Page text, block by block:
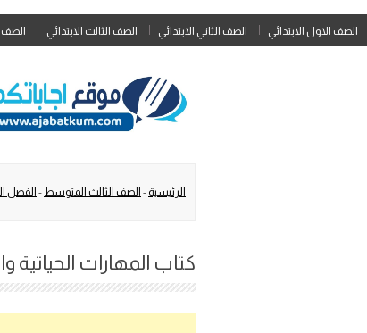
الصف الاول الابتدائي الصف الثاني الابتدائي الصف الثالث الابتدائي الصف
الرئيسية - الصف الثالث المتوسط - الفصل
كتاب المهارات الحياتية